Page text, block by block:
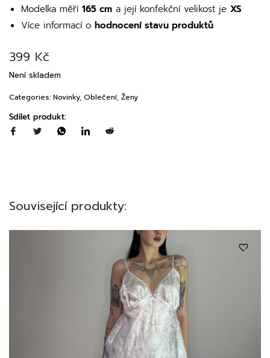
Modelka měří 165 cm a její konfekční velikost je XS
Více informací o hodnocení stavu produktů
399 Kč
Není skladem
Categories: Novinky, Oblečení, Ženy
Sdílet produkt:
Související produkty: